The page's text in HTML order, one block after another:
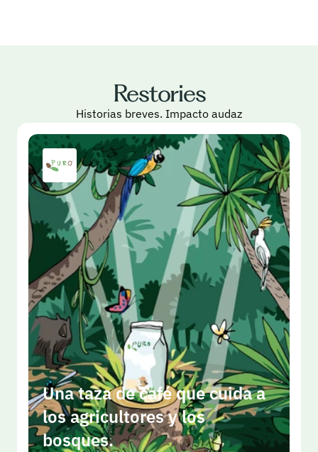
Restories
Historias breves. Impacto audaz
Una taza de café que cuida a
los agricultores y los
bosques.